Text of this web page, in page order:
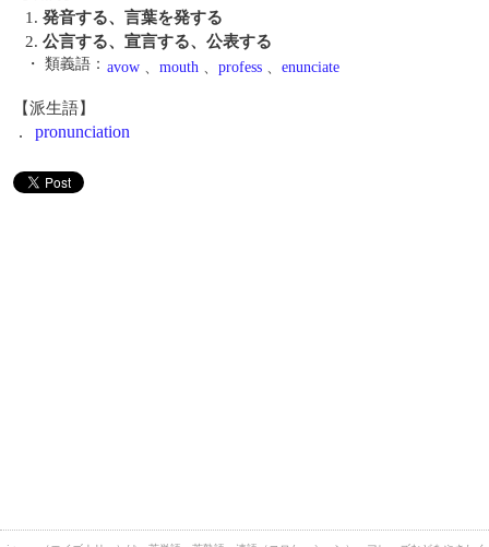
1. 発音する、言葉を発する
2. 公言する、宣言する、公表する
・ 類義語： avow 、 mouth 、 profess 、 enunciate
【派生語】
. pronunciation